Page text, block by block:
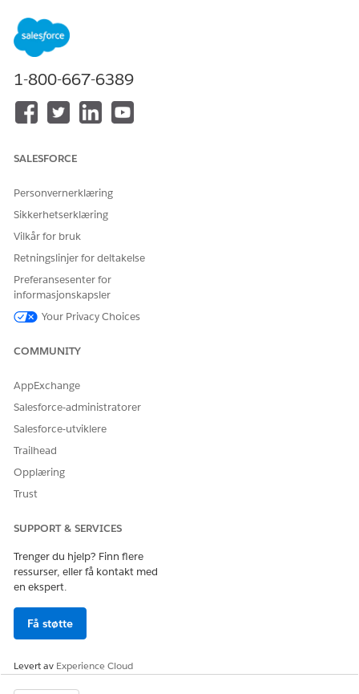
Tilgjengelig i
Cloud og tilleggslisensen Home Health
konfigurerer dem, kan du se
Field Service-veiledningen.
HJALP DENNE ARTIKKELEN MED Å LØSE PROBLEMET DITT?
La oss få vite det slik at vi kan forbedre!
1-800-667-6389
SALESFORCE
Personvernerklæring
Sikkerhetserklæring
Vilkår for bruk
Retningslinjer for deltakelse
Preferansesenter for
informasjonskapsler
Your Privacy Choices
COMMUNITY
AppExchange
Salesforce-administratorer
Salesforce-utviklere
Trailhead
Opplæring
Trust
SUPPORT & SERVICES
Trenger du hjelp? Finn flere
ressurser, eller få kontakt med
en ekspert.
Få støtte
Levert av Experience Cloud